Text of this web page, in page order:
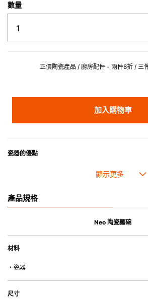
數量
正價陶瓷產品 / 廚房配件 - 兩件8折 / 三
加入購物車
瓷器的優點
• 耐熱性極佳，適用於微波爐，也可放入焗爐，耐
• 可用於洗碗機。
• 合乎食用安全的塗層表面，幾乎不黏，食物容易脫
*不可直接用於熱源上
產品規格
Neo 陶瓷麵碗
材料
・瓷器
尺寸